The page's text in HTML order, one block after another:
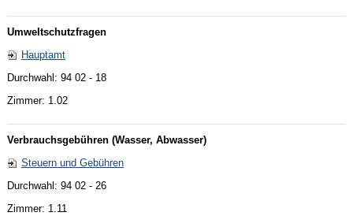
Umweltschutzfragen
Hauptamt
Durchwahl: 94 02 - 18
Zimmer: 1.02
Verbrauchsgebühren (Wasser, Abwasser)
Steuern und Gebühren
Durchwahl: 94 02 - 26
Zimmer: 1.11